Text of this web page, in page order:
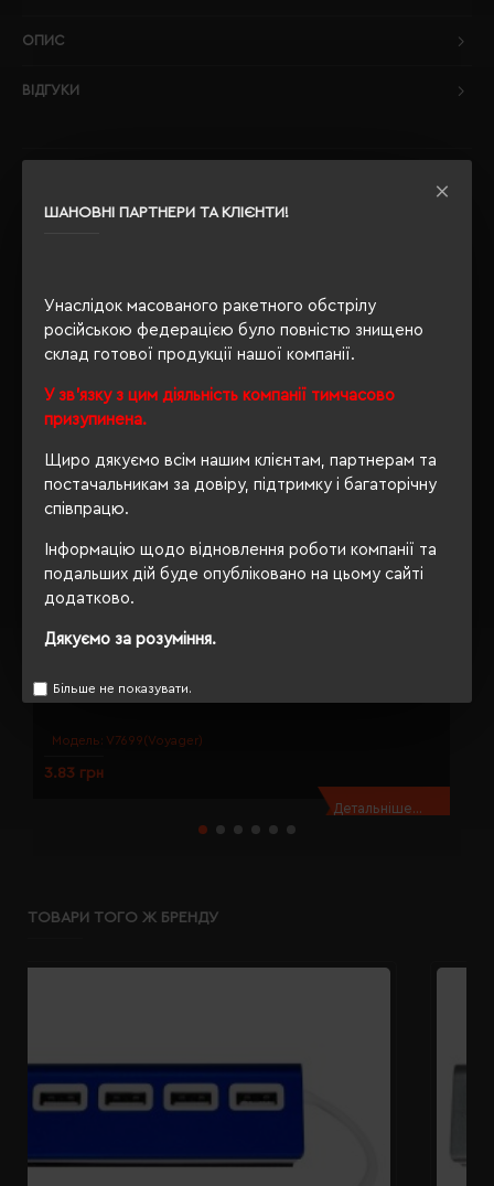
ШАНОВНІ ПАРТНЕРИ ТА КЛІЄНТИ!
Унаслідок масованого ракетного обстрілу
російською федерацією було повністю знищено
склад готової продукції нашої компанії.
У зв'язку з цим діяльність компанії тимчасово
призупинена.
Щиро дякуємо всім нашим клієнтам, партнерам та
постачальникам за довіру, підтримку і багаторічну
співпрацю.
Інформацію щодо відновлення роботи компанії та
подальших дій буде опубліковано на цьому сайті
додатково.
Дякуємо за розуміння.
Більше не показувати.
ОПИС
ВІДГУКИ
РЕКОМЕНДУЄМО
Модель: V7699(Voyager)
Міні-олівець з гумкою Voyager Firo натуральний - V7699-00
3.83 грн
Детальніше...
ТОВАРИ ТОГО Ж БРЕНДУ